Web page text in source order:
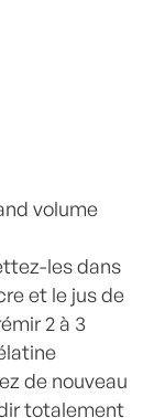
volume
les dans
et le jus de
2 à 3
de nouveau
totalement